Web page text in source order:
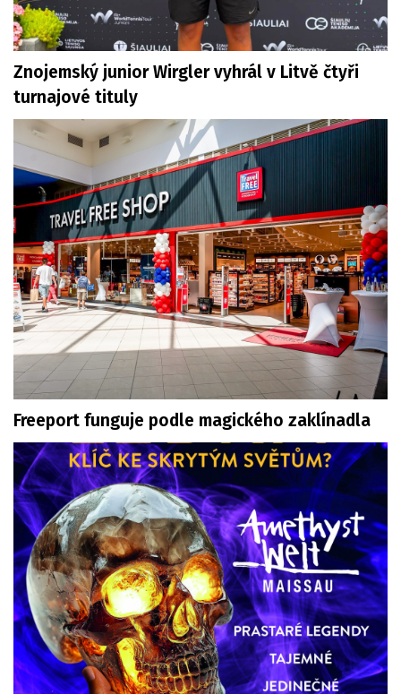
Znojemský junior Wirgler vyhrál v Litvě čtyři
turnajové tituly
Freeport funguje podle magického zaklínadla